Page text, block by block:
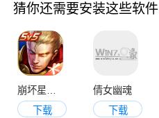
猜你还需要安装这些软件
崩坏星穹铁道
下载
倩女幽魂
下载